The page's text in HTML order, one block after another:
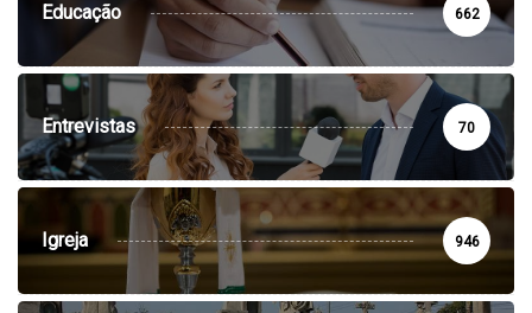
Educação 662
Entrevistas 70
Igreja 946